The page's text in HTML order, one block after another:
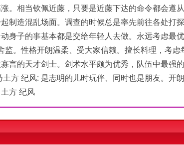
。相当钦佩近藤，只要是近藤下达的命令都会遵
制造混乱场面。调查的时候总是率先前往各处打
身子的事基本都是交给年轻人去做。永远考虑最
监。性格开朗温柔、受大家信赖。擅长料理，考
言的天才剑士。剑术水平颇为优秀，队伍中最强
方 纪风: 是志明的儿时玩伴、同时也是朋友。
方 纪风